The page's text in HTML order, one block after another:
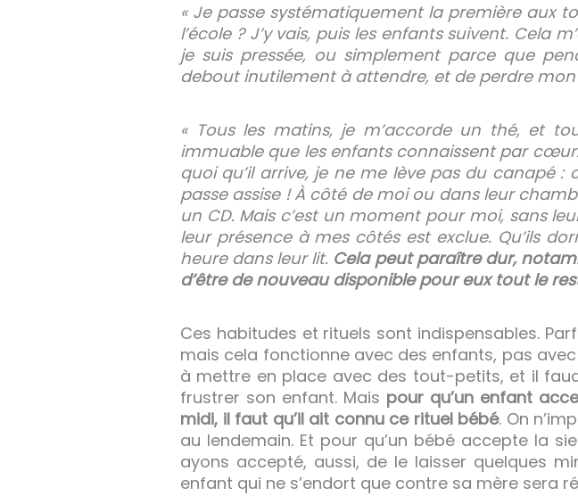
« Je passe systématiquement la première aux
l’école ? J’y vais, puis les enfants suivent. Cela
je suis pressée, ou simplement parce que
debout inutilement à attendre, et de perdre
« Tous les matins, je m’accorde un thé, et
immuable que les enfants connaissent par
quoi qu’il arrive, je ne me lève pas du canapé :
passe assise ! À côté de moi ou dans leur
un CD. Mais c’est un moment pour moi, sans
leur présence à mes côtés est exclue. Qu’ils
heure dans leur lit. Cela peut paraître dur,
d’être de nouveau disponible pour eux tout le
Ces habitudes et rituels sont indispensables.
mais cela fonctionne avec des enfants, pas
à mettre en place avec des tout-petits, et il
frustrer son enfant. Mais pour qu’un enfant
midi, il faut qu’il ait connu ce rituel bébé. On
au lendemain. Et pour qu’un bébé accepte la
ayons accepté, aussi, de le laisser quelques
enfant qui ne s’endort que contre sa mère sera